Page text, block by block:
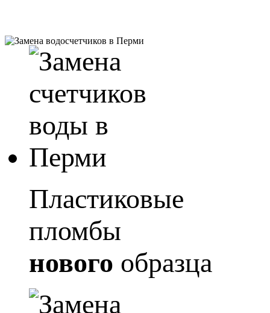
Пластиковые
пломбы
нового образца